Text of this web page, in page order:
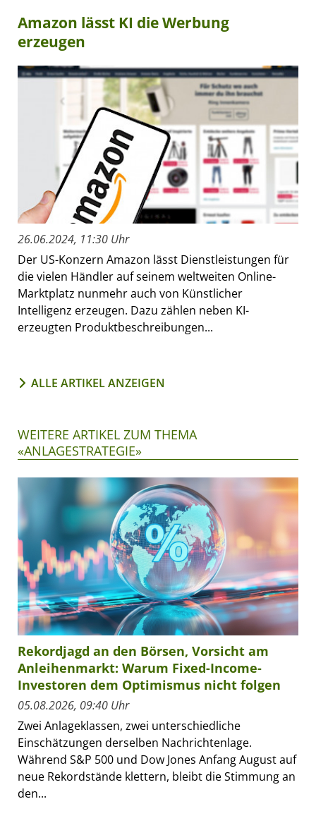
Amazon lässt KI die Werbung
erzeugen
26.06.2024, 11:30 Uhr
Der US-Konzern Amazon lässt Dienstleistungen für
die vielen Händler auf seinem weltweiten Online-
Marktplatz nunmehr auch von Künstlicher
Intelligenz erzeugen. Dazu zählen neben KI-
erzeugten Produktbeschreibungen...
ALLE ARTIKEL ANZEIGEN
WEITERE ARTIKEL ZUM THEMA
«ANLAGESTRATEGIE»
Rekordjagd an den Börsen, Vorsicht am
Anleihenmarkt: Warum Fixed-Income-
Investoren dem Optimismus nicht folgen
05.08.2026, 09:40 Uhr
Zwei Anlageklassen, zwei unterschiedliche
Einschätzungen derselben Nachrichtenlage.
Während S&P 500 und Dow Jones Anfang August auf
neue Rekordstände klettern, bleibt die Stimmung an
den...